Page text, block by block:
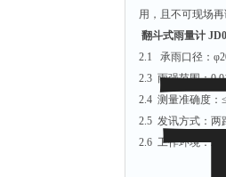
用，且不可现场
翻斗式雨量计
2.1 承雨口径：
2.3 雨强范围：
2.4 测量准确度：
2.5 发讯方式：两
2.6 工作环境：
相对湿度